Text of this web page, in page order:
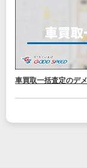
車買取一括査定のデ